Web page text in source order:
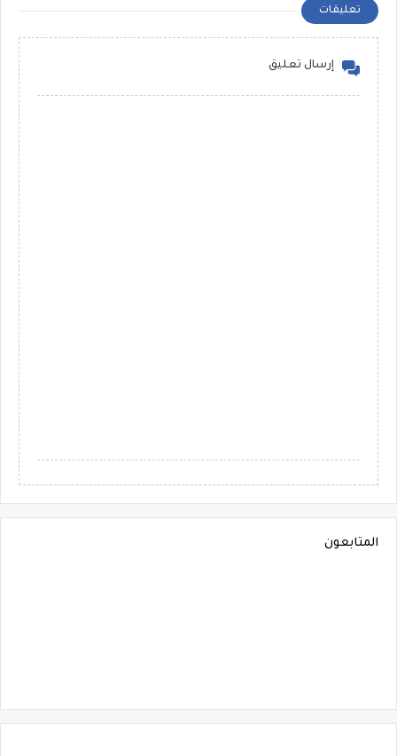
تعليقات
إرسال تعليق
المتابعون